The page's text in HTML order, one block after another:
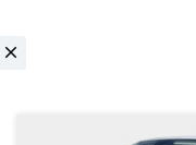
close